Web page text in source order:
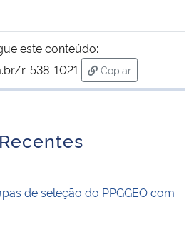
este conteúdo:
r-538-1021
Copiar
para área de
de seleção do PPGGEO com